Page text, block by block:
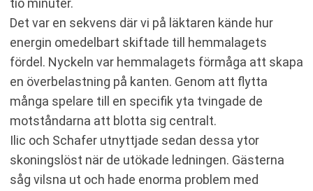
tio minuter.
Det var en sekvens där vi på läktaren kände hur
energin omedelbart skiftade till hemmalagets
fördel. Nyckeln var hemmalagets förmåga att skapa
en överbelastning på kanten. Genom att flytta
många spelare till en specifik yta tvingade de
motståndarna att blotta sig centralt.
Ilic och Schafer utnyttjade sedan dessa ytor
skoningslöst när de utökade ledningen. Gästerna
såg vilsna ut och hade enorma problem med